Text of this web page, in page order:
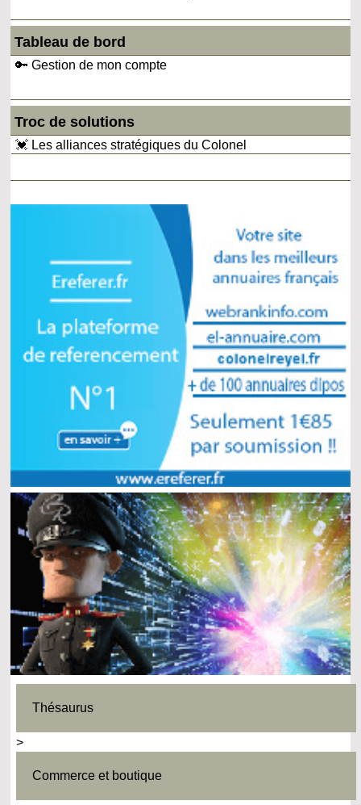
Tableau de bord
🔑 Gestion de mon compte
Troc de solutions
💓 Les alliances stratégiques du Colonel
Thésaurus
>
Commerce et boutique